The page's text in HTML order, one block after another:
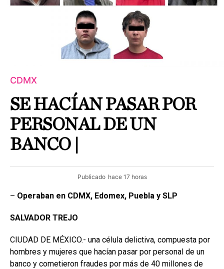
CDMX
SE HACÍAN PASAR POR
PERSONAL DE UN
BANCO |
Publicado hace 17 horas
– Operaban en CDMX, Edomex, Puebla y SLP
SALVADOR TREJO
CIUDAD DE MÉXICO.- una célula delictiva, compuesta por
hombres y mujeres que hacían pasar por personal de un
banco y cometieron fraudes por más de 40 millones de